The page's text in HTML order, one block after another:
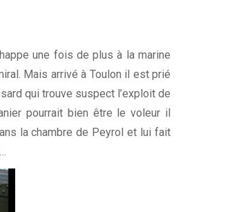
une fois de plus à la marine
Mais arrivé à Toulon il est prié
qui trouve suspect l’exploit de
pourrait bien être le voleur il
la chambre de Peyrol et lui fait